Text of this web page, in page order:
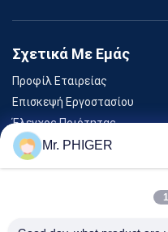
Σχετικά Με Εμάς
Προφίλ Εταιρείας
Επισκεψή Εργοστασίου
Έλεγχος Ποιότητας
SitemapMr. PHIGER